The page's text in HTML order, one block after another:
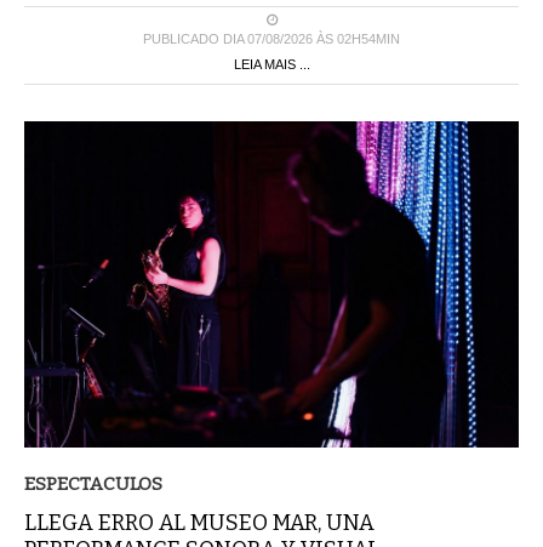
PUBLICADO DIA 07/08/2026 ÀS 02H54MIN
LEIA MAIS ...
ESPECTACULOS
LLEGA ERRO AL MUSEO MAR, UNA